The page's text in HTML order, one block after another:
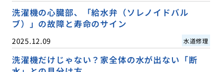
洗濯機の心臓部、「給水弁（ソレノイドバル
ブ）」の故障と寿命のサイン
2025.12.09 水道修理
洗濯機だけじゃない？家全体の水が出ない「断